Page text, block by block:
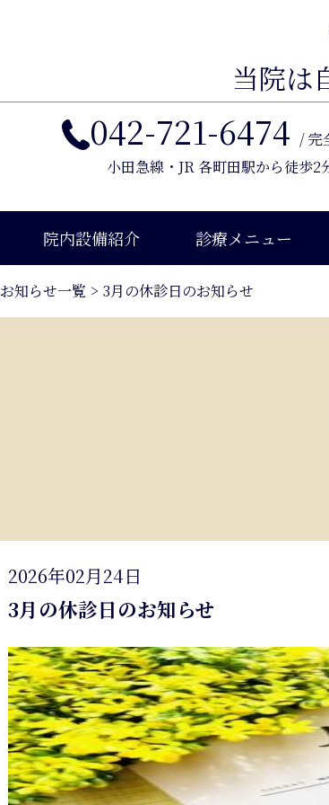
院内設備紹介 診療メニュー
当院は
042-721-6474 / 完
小田急線・JR 各町田駅から徒歩2
お知らせ一覧 3月の休診日のお知らせ
2026年02月24日
3月の休診日のお知らせ